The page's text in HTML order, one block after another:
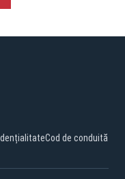
Cod de conduită